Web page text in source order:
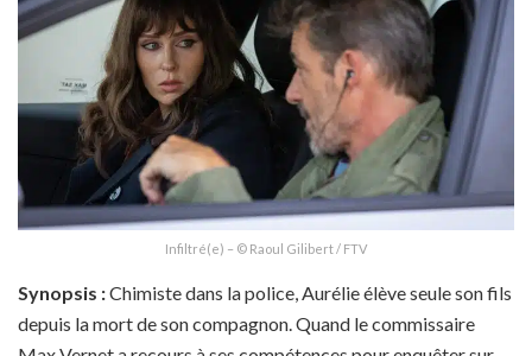
Infiltré(e) – © Raoul Gilibert / FTV
Synopsis :Chimiste dans la police, Aurélie élève seule son fils
depuis la mort de son compagnon. Quand le commissaire